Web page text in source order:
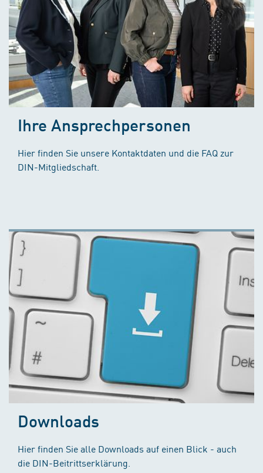
Ihre Ansprechpersonen
Hier finden Sie unsere Kontaktdaten und die FAQ zur
DIN-Mitgliedschaft.
Downloads
Hier finden Sie alle Downloads auf einen Blick - auch
die DIN-Beitrittserklärung.